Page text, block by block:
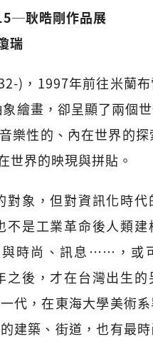
耿晧剛作品展
瑞
)，1997年前往米蘭
繪畫，卻呈顯了兩個
樂性的、內在世界的
世界的映現與拼貼。
象，但對資訊化時
不是工業革命後人類
時尚、訊息……，或
後，才在台灣出生
代，在東海大學美術
建築、街道，也有最